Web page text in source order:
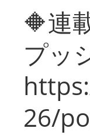
🔶連
プッ
26/